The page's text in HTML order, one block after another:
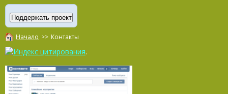
Начало >> Контакты
.